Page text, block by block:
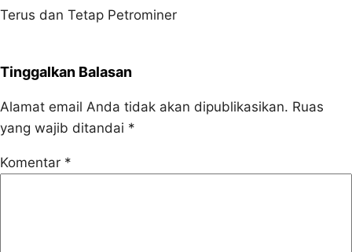
Terus dan Tetap Petrominer
Tinggalkan Balasan
Alamat email Anda tidak akan dipublikasikan. Ruas
yang wajib ditandai *
Komentar *